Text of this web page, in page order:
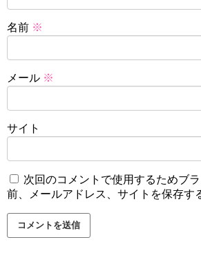
名前 ※
メール ※
サイト
次回のコメントで使用するためブ
前、メールアドレス、サイトを保存す